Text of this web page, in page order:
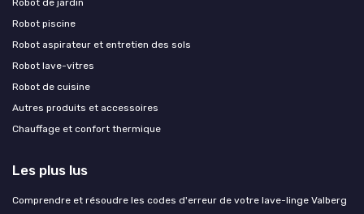
Robot piscine
Robot aspirateur et entretien des sols
Robot lave-vitres
Robot de cuisine
Autres produits et accessoires
Chauffage et confort thermique
Les plus lus
Comprendre et résoudre les codes d'erreur de votre lave-linge Valberg